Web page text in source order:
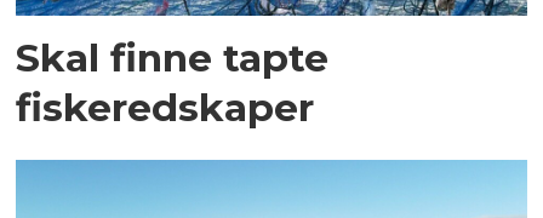
Skal finne tapte
fiskeredskaper